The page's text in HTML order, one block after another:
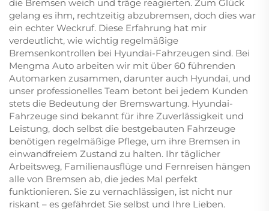
die Bremsen weich und träge reagierten. Zum Glück
gelang es ihm, rechtzeitig abzubremsen, doch dies war
ein echter Weckruf. Diese Erfahrung hat mir
verdeutlicht, wie wichtig regelmäßige
Bremsenkontrollen bei Hyundai-Fahrzeugen sind. Bei
Mengma Auto arbeiten wir mit über 60 führenden
Automarken zusammen, darunter auch Hyundai, und
unser professionelles Team betont bei jedem Kunden
stets die Bedeutung der Bremswartung. Hyundai-
Fahrzeuge sind bekannt für ihre Zuverlässigkeit und
Leistung, doch selbst die bestgebauten Fahrzeuge
benötigen regelmäßige Pflege, um ihre Bremsen in
einwandfreiem Zustand zu halten. Ihr täglicher
Arbeitsweg, Familienausflüge und Fernreisen hängen
alle von Bremsen ab, die jedes Mal perfekt
funktionieren. Sie zu vernachlässigen, ist nicht nur
riskant – es gefährdet Sie selbst und Ihre Lieben.